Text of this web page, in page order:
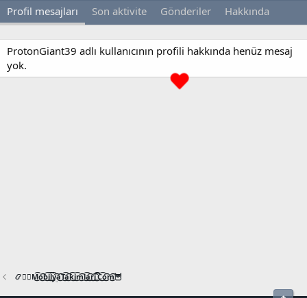
Profil mesajları Son aktivite Gönderiler Hakkında
ProtonGiant39 adlı kullanıcının profili hakkında henüz mesaj
yok.
📿🧙‍♂️M͜͡o͜͡b͜͡i͜͡l͜͡y͜͡a͜͡T͜͡a͜͡k͜͡i͜͡m͜͡l͜͡a͜͡r͜͡i͜͡.͜͡C͜͡o͜͡m͜͡🦉